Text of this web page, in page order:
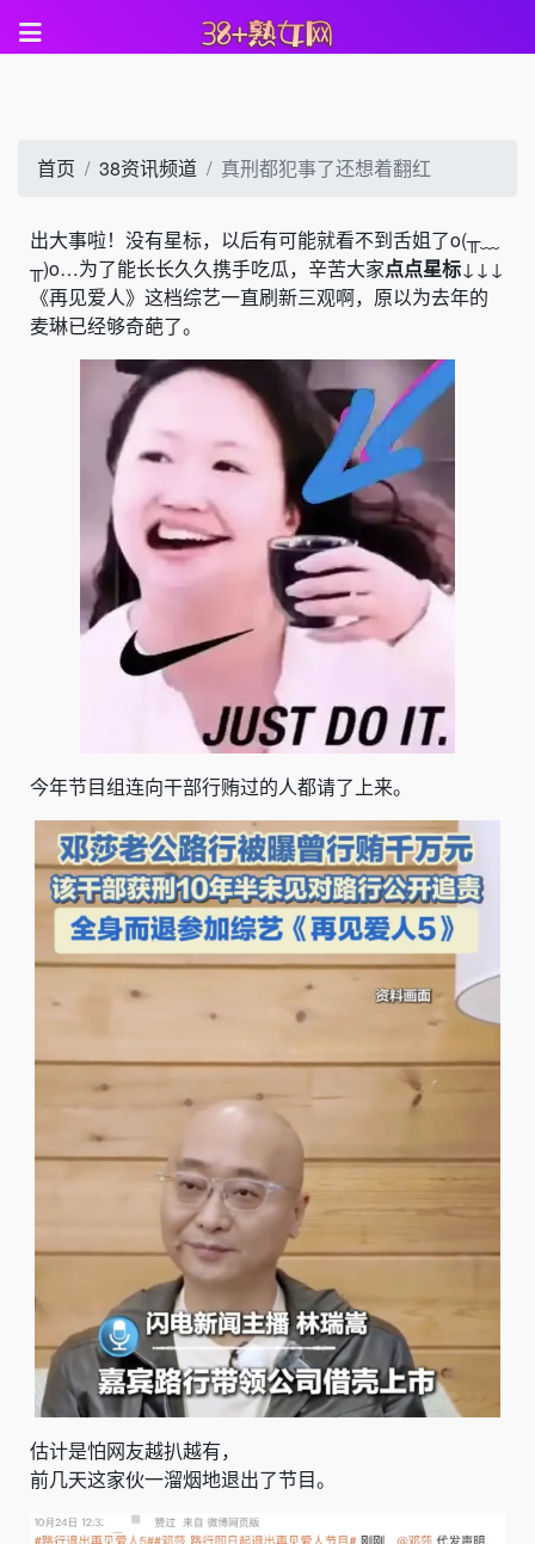
首页 38资讯频道 真刑都犯事了还想着翻红
出大事啦！没有星标，以后有可能就看不到舌姐了o(╥﹏
╥)o…为了能长长久久携手吃瓜，辛苦大家点点星标↓↓↓
《再见爱人》这档综艺一直刷新三观啊，原以为去年的
麦琳已经够奇葩了。
今年节目组连向干部行贿过的人都请了上来。
估计是怕网友越扒越有，
前几天这家伙一溜烟地退出了节目。